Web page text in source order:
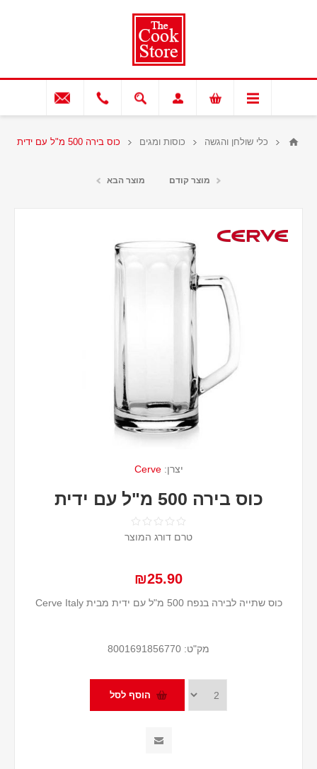
כלי שולחן והגשה כוסות ומגים כוס בירה 500 מ"ל עם ידית
מוצר קודם מוצר הבא
יצרן: Cerve
כוס בירה 500 מ"ל עם ידית
טרם דורג המוצר
₪25.90
כוס שתייה לבירה בנפח 500 מ"ל עם ידית מבית Cerve Italy
מק"ט: 8001691856770